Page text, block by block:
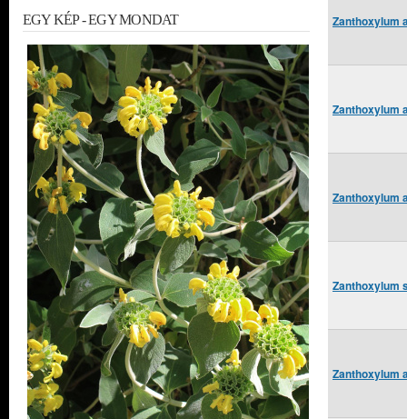
Zanthoxylum
Zanthoxylum
Zanthoxylum
Zanthoxylum
Zanthoxylum
EGY KÉP - EGY MONDAT